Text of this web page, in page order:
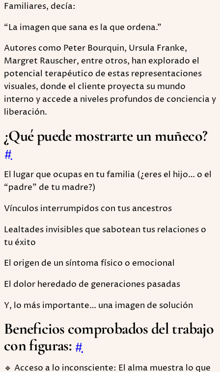
Familiares, decía:
“La imagen que sana es la que ordena.”
Autores como Peter Bourquin, Ursula Franke,
Margret Rauscher, entre otros, han explorado el
potencial terapéutico de estas representaciones
visuales, donde el cliente proyecta su mundo
interno y accede a niveles profundos de conciencia y
liberación.
¿Qué puede mostrarte un muñeco?
#
El lugar que ocupas en tu familia (¿eres el hijo… o el
“padre” de tu madre?)
Vínculos interrumpidos con tus ancestros
Lealtades invisibles que sabotean tus relaciones o
tu éxito
El origen de un síntoma físico o emocional
El dolor heredado de generaciones pasadas
Y, lo más importante… una imagen de solución
Beneficios comprobados del trabajo
con figuras:#
🔹 Acceso a lo inconsciente: El alma muestra lo que